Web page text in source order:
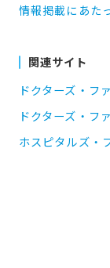
情報掲載にあた
関連サイト
ドクターズ・フ
ドクターズ・フ
ホスピタルズ・